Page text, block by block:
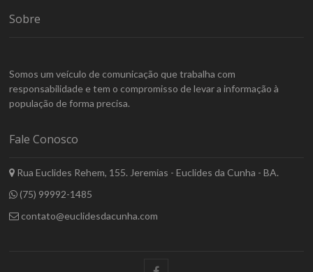
Sobre
Somos um veículo de comunicação que trabalha com
responsabilidade e tem o compromisso de levar a informação à
população de forma precisa.
Fale Conosco
Rua Euclides Rehem, 155. Jeremias - Euclides da Cunha - BA.
(75) 99992-1485
contato@euclidesdacunha.com